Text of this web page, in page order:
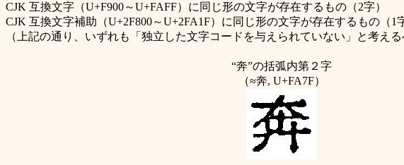
CJK 互換文字（U+F900～U+FAFF）に同じ形の文字が存在するもの（2字）
CJK 互換文字補助（U+2F800～U+2FA1F）に同じ形の文字が存在するもの（1
（上記の通り、いずれも「独立した文字コードを与えられていない」と考える
“奔”の括弧内第２字
（≈奔, U+FA7F）